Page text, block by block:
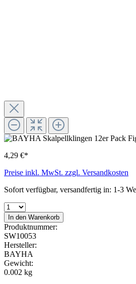
4,29 €*
Preise inkl. MwSt. zzgl. Versandkosten
Sofort verfügbar, versandfertig in: 1-3
In den Warenkorb
Produktnummer:
SW10053
Hersteller:
BAYHA
Gewicht:
0.002 kg